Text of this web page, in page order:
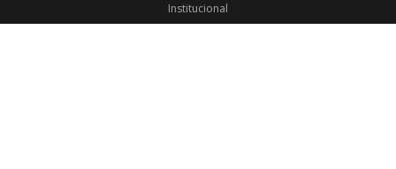
Institucional